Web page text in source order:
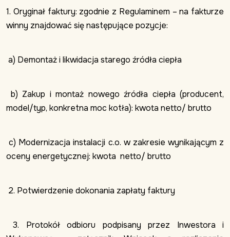
1. Oryginał faktury: zgodnie z Regulaminem – na fakturze
winny znajdować się następujące pozycje:
a) Demontaż i likwidacja starego źródła ciepła
b) Zakup i montaż nowego źródła ciepła (producent,
model/typ, konkretna moc kotła): kwota netto/ brutto
c) Modernizacja instalacji c.o. w zakresie wynikającym z
oceny energetycznej: kwota netto/ brutto
2. Potwierdzenie dokonania zapłaty faktury
3. Protokół odbioru podpisany przez Inwestora i